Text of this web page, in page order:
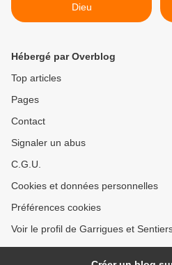
Dieu
Hébergé par Overblog
Top articles
Pages
Contact
Signaler un abus
C.G.U.
Cookies et données personnelles
Préférences cookies
Voir le profil de Garrigues et